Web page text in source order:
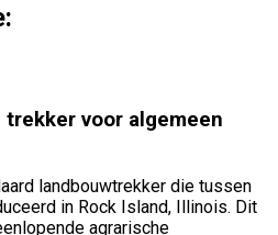
trekker voor algemeen
landbouwtrekker die tussen
in Rock Island, Illinois. Dit
agrarische